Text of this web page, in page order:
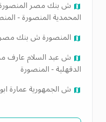
المحمدية المنصورة -
المنصورة ش بنك
ش عبد السلام عارف
الدقهلية - المنصورة
ش الجمهورية عمارة